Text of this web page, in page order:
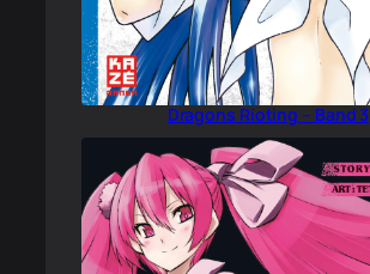
Dragons Rioting – Band 3